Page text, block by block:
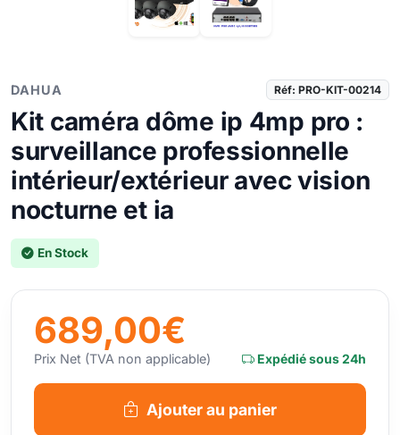
DAHUA Réf: PRO-KIT-00214
Kit caméra dôme ip 4mp pro :
surveillance professionnelle
intérieur/extérieur avec vision
nocturne et ia
En Stock
689,00€
Prix Net (TVA non applicable) Expédié sous 24h
Ajouter au panier